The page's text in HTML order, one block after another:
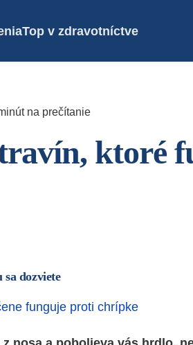
Top v zdravotníctve
na prečítanie
ktoré
dozviete
funguje proti chrípke